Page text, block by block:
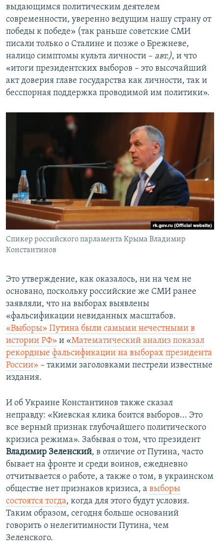
выдающимся политическим деятелем
современности, уверенно ведущим нашу страну от
победы к победе» (так раньше советские СМИ
писали только о Сталине и позже о Брежневе,
налицо симптомы культа личности – авт.), и что
«итоги президентских выборов – это высочайший
акт доверия главе государства как личности, так и
бесспорная поддержка проводимой им политики».
Спикер российского парламента Крыма Владимир
Константинов
Это утверждение, как оказалось, ни на чем не
основано, поскольку российские же СМИ ранее
заявляли, что на выборах выявлены
«фальсификации невиданных масштабов.
«Выборы» Путина были самыми нечестными в
истории РФ» и «Математический анализ показал
рекордные фальсификации на выборах президента
России» – такими заголовками пестрели известные
издания.
И об Украине Константинов также сказал
неправду: «Киевская клика боится выборов... Это
все верный признак глубочайшего политического
кризиса режима». Забывая о том, что президент
Владимир Зеленский, в отличие от Путина, часто
бывает на фронте и среди воинов, ежедневно
отчитывается о работе, а также о том, в украинском
обществе нет признаков кризиса, а выборы
состоятся тогда, когда для этого будут условия.
Таким образом, сегодня больше оснований
говорить о нелегитимности Путина, чем
Зеленского.